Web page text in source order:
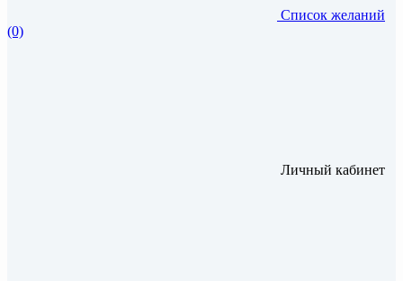
Список желаний
(0)
Личный кабинет